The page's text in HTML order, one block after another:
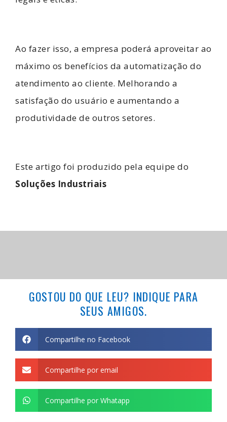
Ao fazer isso, a empresa poderá aproveitar ao
máximo os benefícios da automatização do
atendimento ao cliente. Melhorando a
satisfação do usuário e aumentando a
produtividade de outros setores.
Este artigo foi produzido pela equipe do
Soluções Industriais
GOSTOU DO QUE LEU? INDIQUE PARA
SEUS AMIGOS.
Compartilhe no Facebook
Compartilhe por email
Compartilhe por Whatapp